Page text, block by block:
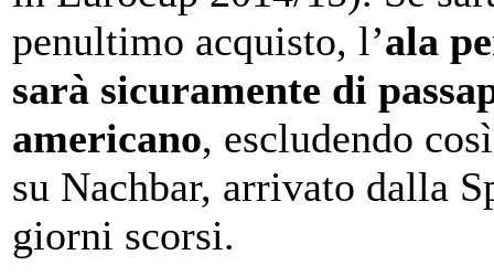
penultimo acquisto, l’ala
sarà sicuramente di
americano, escludendo
su Nachbar, arrivato dalla
giorni scorsi.